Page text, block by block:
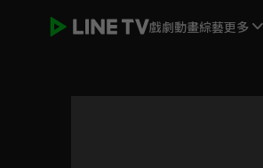
戲劇動畫綜藝更多